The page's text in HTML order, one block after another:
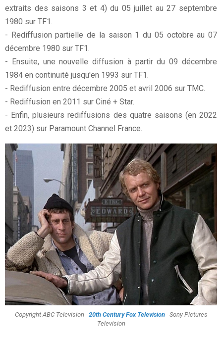
extraits des saisons 3 et 4) du 05 juillet au 27 septembre
1980 sur TF1.
- Rediffusion partielle de la saison 1 du 05 octobre au 07
décembre 1980 sur TF1.
- Ensuite, une nouvelle diffusion à partir du 09 décembre
1984 en continuité jusqu'en 1993 sur TF1.
- Rediffusion entre décembre 2005 et avril 2006 sur TMC.
- Rediffusion en 2011 sur Ciné + Star.
- Enfin, plusieurs rediffusions des quatre saisons (en 2022
et 2023) sur Paramount Channel France.
Copyright ABC Television -20th Century Fox Television- Sony Pictures
Television